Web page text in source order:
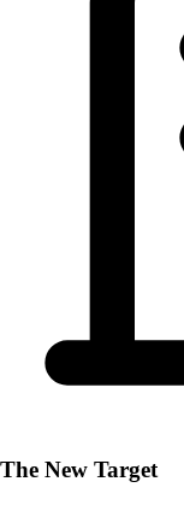
The New Target